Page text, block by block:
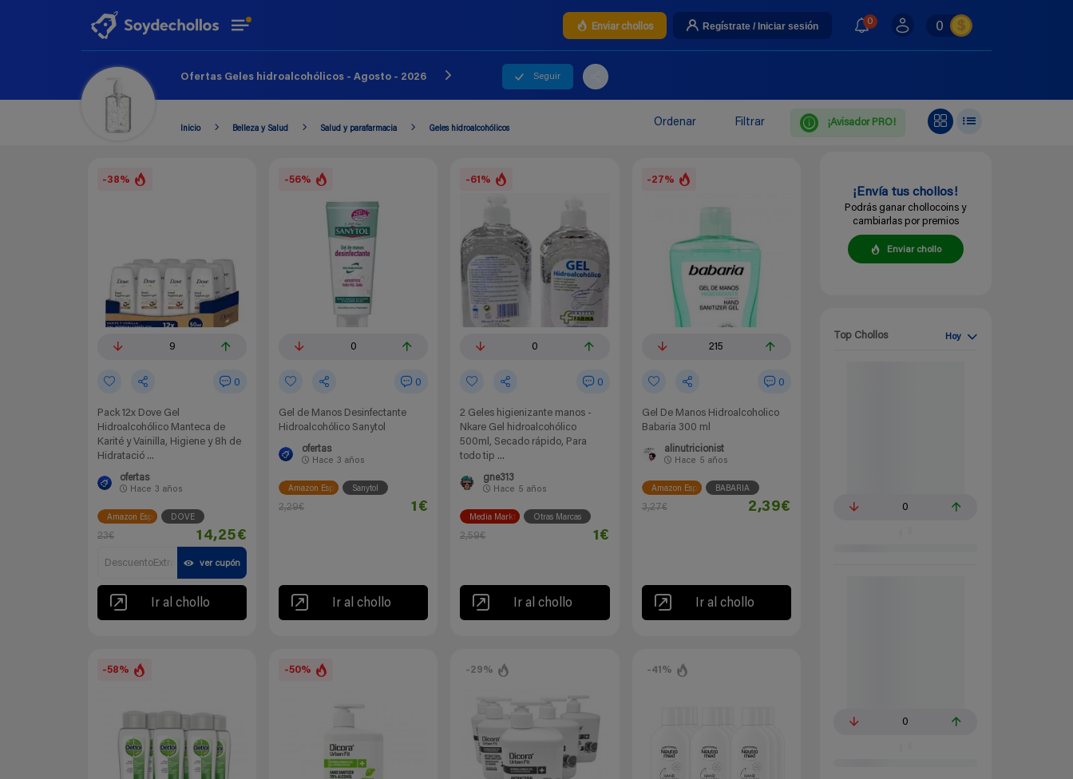
Enviar chollos Regístrate / Iniciar sesión 0 0
Ofertas Geles hidroalcohólicos - Agosto - 2026 Seguir
Inicio Belleza y Salud Salud y parafarmacia Geles hidroalcohólicos Ordenar Filtrar ¡Avisador PRO!
-38%
9
0
Pack 12x Dove Gel
Hidroalcohólico Manteca de
Karité y Vainilla, Higiene y 8h de
Hidratació ...
ofertas
Hace 3 años
Amazon España DOVE
23€ 14,25€
DescuentoExtra ver cupón
Ir al chollo
-56%
0
0
Gel de Manos Desinfectante
Hidroalcohólico Sanytol
ofertas
Hace 3 años
Amazon España Sanytol
2,29€ 1€
Ir al chollo
-61%
0
0
2 Geles higienizante manos -
Nkare Gel hidroalcohólico
500ml, Secado rápido, Para
todo tip ...
gne313
Hace 5 años
Media Markt Otras Marcas
2,59€ 1€
Ir al chollo
-27%
215
0
Gel De Manos Hidroalcoholico
Babaria 300 ml
alinutricionist
Hace 5 años
Amazon España BABARIA
3,27€ 2,39€
Ir al chollo
-58% -50% -29% -41%
¡Envía tus chollos!
Podrás ganar chollocoins y
cambiarlas por premios
Enviar chollo
Top Chollos Hoy
0
0